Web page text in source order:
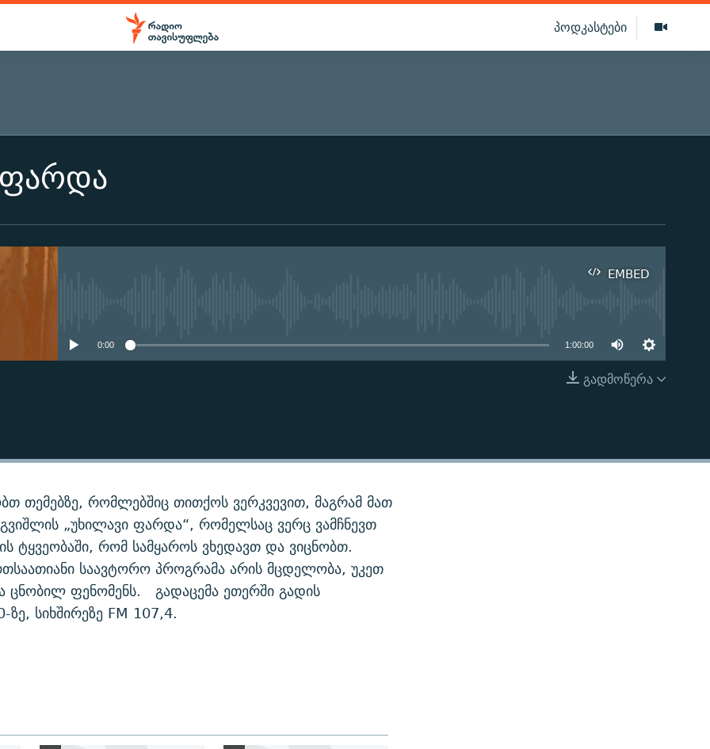
პოდკასტები
EMBED
EMBED
0:00 1:00:00
გადმოწერა
თემებზე, რომლებშიც თითქოს ვერკვევით, მაგრამ მათ
„უხილავი ფარდა“, რომელსაც ვერც ვამჩნევთ
ტყვეობაში, რომ სამყაროს ვხედავთ და ვიცნობთ.
საავტორო პროგრამა არის მცდელობა, უკეთ
ცნობილ ფენომენს. გადაცემა ეთერში გადის
სიხშირეზე FM 107,4.